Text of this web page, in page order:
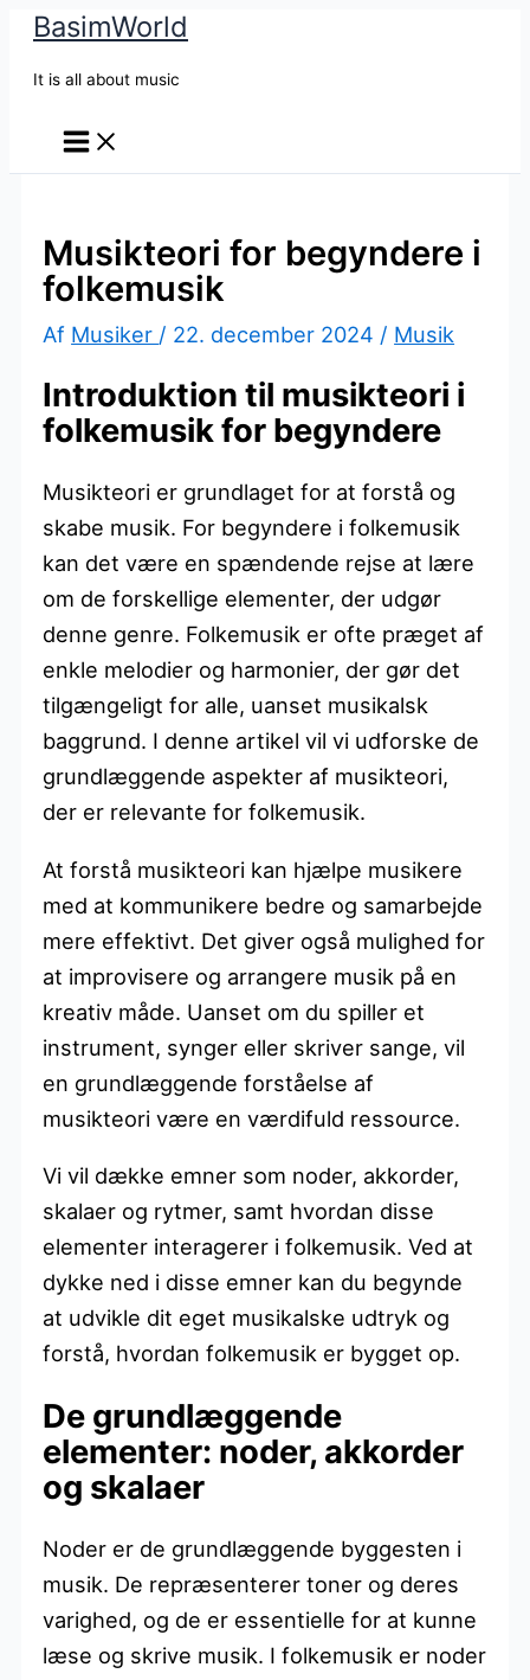
BasimWorld
It is all about music
Musikteori for begyndere i
folkemusik
Af Musiker / 22. december 2024 / Musik
Introduktion til musikteori i
folkemusik for begyndere
Musikteori er grundlaget for at forstå og
skabe musik. For begyndere i folkemusik
kan det være en spændende rejse at lære
om de forskellige elementer, der udgør
denne genre. Folkemusik er ofte præget af
enkle melodier og harmonier, der gør det
tilgængeligt for alle, uanset musikalsk
baggrund. I denne artikel vil vi udforske de
grundlæggende aspekter af musikteori,
der er relevante for folkemusik.
At forstå musikteori kan hjælpe musikere
med at kommunikere bedre og samarbejde
mere effektivt. Det giver også mulighed for
at improvisere og arrangere musik på en
kreativ måde. Uanset om du spiller et
instrument, synger eller skriver sange, vil
en grundlæggende forståelse af
musikteori være en værdifuld ressource.
Vi vil dække emner som noder, akkorder,
skalaer og rytmer, samt hvordan disse
elementer interagerer i folkemusik. Ved at
dykke ned i disse emner kan du begynde
at udvikle dit eget musikalske udtryk og
forstå, hvordan folkemusik er bygget op.
De grundlæggende
elementer: noder, akkorder
og skalaer
Noder er de grundlæggende byggesten i
musik. De repræsenterer toner og deres
varighed, og de er essentielle for at kunne
læse og skrive musik. I folkemusik er noder